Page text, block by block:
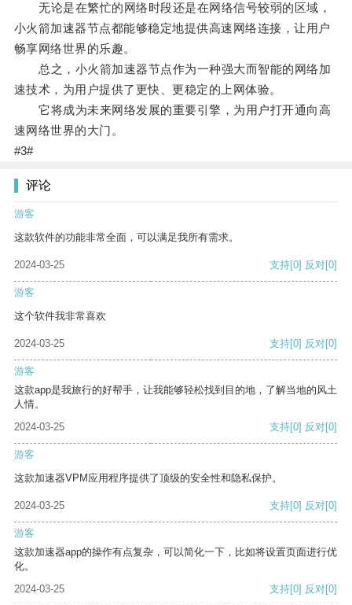
无论是在繁忙的网络时段还是在网络信号较弱的区域，
小火箭加速器节点都能够稳定地提供高速网络连接，让用户
畅享网络世界的乐趣。
总之，小火箭加速器节点作为一种强大而智能的网络加
速技术，为用户提供了更快、更稳定的上网体验。
它将成为未来网络发展的重要引擎，为用户打开通向高
速网络世界的大门。
#3#
评论
游客
这款软件的功能非常全面，可以满足我所有需求。
2024-03-25 支持[0] 反对[0]
游客
这个软件我非常喜欢
2024-03-25 支持[0] 反对[0]
游客
这款app是我旅行的好帮手，让我能够轻松找到目的地，了解当地的风土
人情。
2024-03-25
支持[0] 反对[0]
游客
这款加速器VPM应用程序提供了顶级的安全性和隐私保护。
2024-03-25 支持[0] 反对[0]
游客
这款加速器app的操作有点复杂，可以简化一下，比如将设置页面进行优
化。
2024-03-25
支持[0] 反对[0]